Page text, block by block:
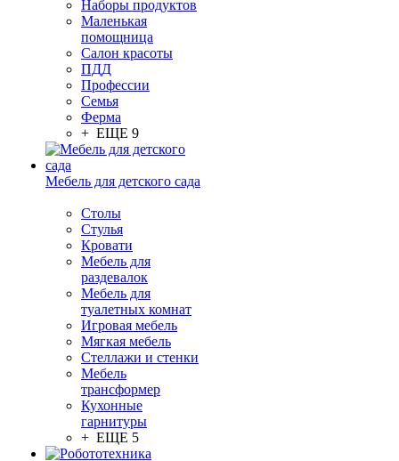
Наборы продуктов
Маленькая
помощница
Салон красоты
ПДД
Профессии
Семья
Ферма
+ ЕЩЕ 9
Мебель для детского сада
Столы
Cтулья
Кровати
Мебель для
раздевалок
Мебель для
туалетных комнат
Игровая мебель
Мягкая мебель
Стеллажи и стенки
Мебель
трансформер
Кухонные
гарнитуры
+ ЕЩЕ 5